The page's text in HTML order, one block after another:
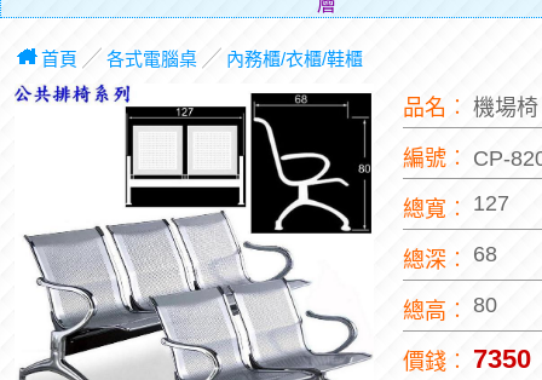
層費用（
首頁 ╱ 各式電腦桌╱ 內務櫃/衣櫃/鞋櫃
品名︰ 機場
編號︰ CP-
總寬︰ 127
總深︰ 68
總高︰ 80
價錢︰ 7350